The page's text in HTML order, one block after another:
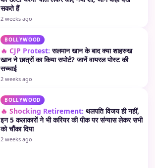
सकते हैं
2 weeks ago
BOLLYWOOD
🔥 CJP Protest: सलमान खान के बाद क्या शाहरुख
खान ने छात्रों का किया सपोर्ट? जानें वायरल पोस्ट की
सच्चाई
2 weeks ago
BOLLYWOOD
🔥 Shocking Retirement: थलपति विजय ही नहीं,
इन 5 कलाकारों ने भी करियर की पीक पर संन्यास लेकर सभी
को चौंका दिया
2 weeks ago